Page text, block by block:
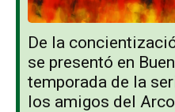
De la
se presentó en
temporada de la
los amigos del